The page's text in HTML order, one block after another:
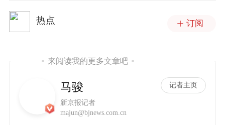
热点 订阅
来阅读我的更多文章吧
马骏
新京报记者
记者主页
majun@bjnews.com.cn